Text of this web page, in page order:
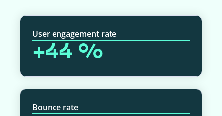
User engagement rate
+44 %
Bounce rate